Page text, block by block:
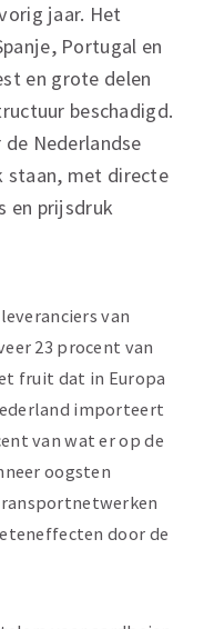
jaar. Het
Portugal en
en grote delen
beschadigd.
Nederlandse
staan, met directe
en prijsdruk
van
23 procent van
fruit dat in Europa
importeert
van wat er op de
oogsten
door de